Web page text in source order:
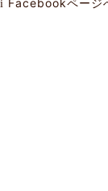
i Facebookページ